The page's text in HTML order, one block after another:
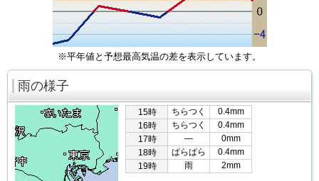
※平年値と予想最高気温の差を表示しています。
雨の様子
15時 ちらつく
0.4mm
16時
ちらつく
0.4mm
17時
―
0mm
18時
ぱらぱら
0.4mm
19時
雨 2mm